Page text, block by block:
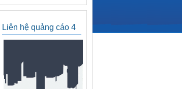
Liên hệ quảng cáo 4